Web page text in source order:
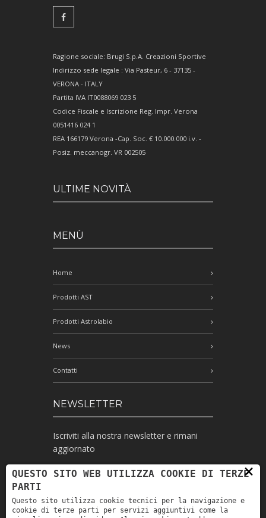
Ragione sociale: Brugi S.p.A. Creazioni Sportive
Indirizzo sede legale : Via Pasteur, 6 - 37135 -
VERONA - ITALY
Partita IVA IT0088069 023 5
Codice Fiscale e Iscrizione Reg. Impr. Verona
0051416 024 1
REA 166179 Verona -Cap. Soc. € 10.000.000 i.v. -
Posiz. meccanogr. VR 002505
ULTIME NOVITÀ
MENÙ
Home
Prodotti AST
Prodotti Astrolabio
News
Contatti
NEWSLETTER
Iscriviti alla nostra newsletter e rimani
aggiornato
Ho letto l'informativa e autorizzo il
trattamento dei miei dati personali per le
×
QUESTO SITO WEB UTILIZZA COOKIE DI TERZE
PARTI
Questo sito utilizza cookie tecnici per la navigazione e
cookie di terze parti per servizi aggiuntivi come la